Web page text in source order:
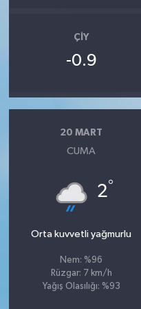
ÇIY
-0.9
20 MART
CUMA
2°
Orta kuvvetli yağmurlu
Nem: %96
Rüzgar: 7 km/h
Yağış Olasılığı: %93